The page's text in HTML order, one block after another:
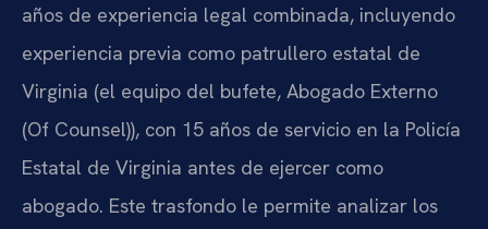
años de experiencia legal combinada, incluyendo
experiencia previa como patrullero estatal de
Virginia (el equipo del bufete, Abogado Externo
(Of Counsel)), con 15 años de servicio en la Policía
Estatal de Virginia antes de ejercer como
abogado. Este trasfondo le permite analizar los